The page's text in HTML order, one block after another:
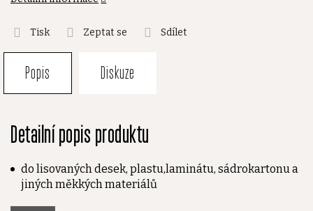
Tisk Zeptat se Sdílet
Popis Diskuze
Detailní popis produktu
do lisovaných desek, plastu,laminátu, sádrokartonu a
jiných měkkých materiálů